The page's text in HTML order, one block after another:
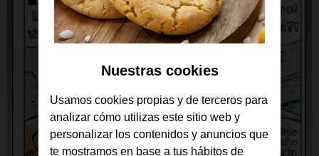
Nuestras cookies
Usamos cookies propias y de terceros para
analizar cómo utilizas este sitio web y
personalizar los contenidos y anuncios que
te mostramos en base a tus hábitos de